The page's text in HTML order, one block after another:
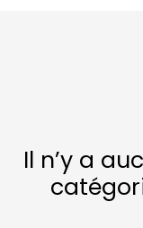
une source de
Il n’y a